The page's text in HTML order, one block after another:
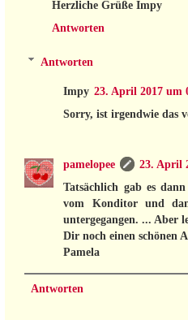
Herzliche Grüße Impy
Antworten
Antworten
Impy 23. April 2017 um
Sorry, ist irgendwie das
pamelopee
23. April
Tatsächlich gab es
vom Konditor und
untergegangen. ... Aber
Dir noch einen schönen
Pamela
Antworten